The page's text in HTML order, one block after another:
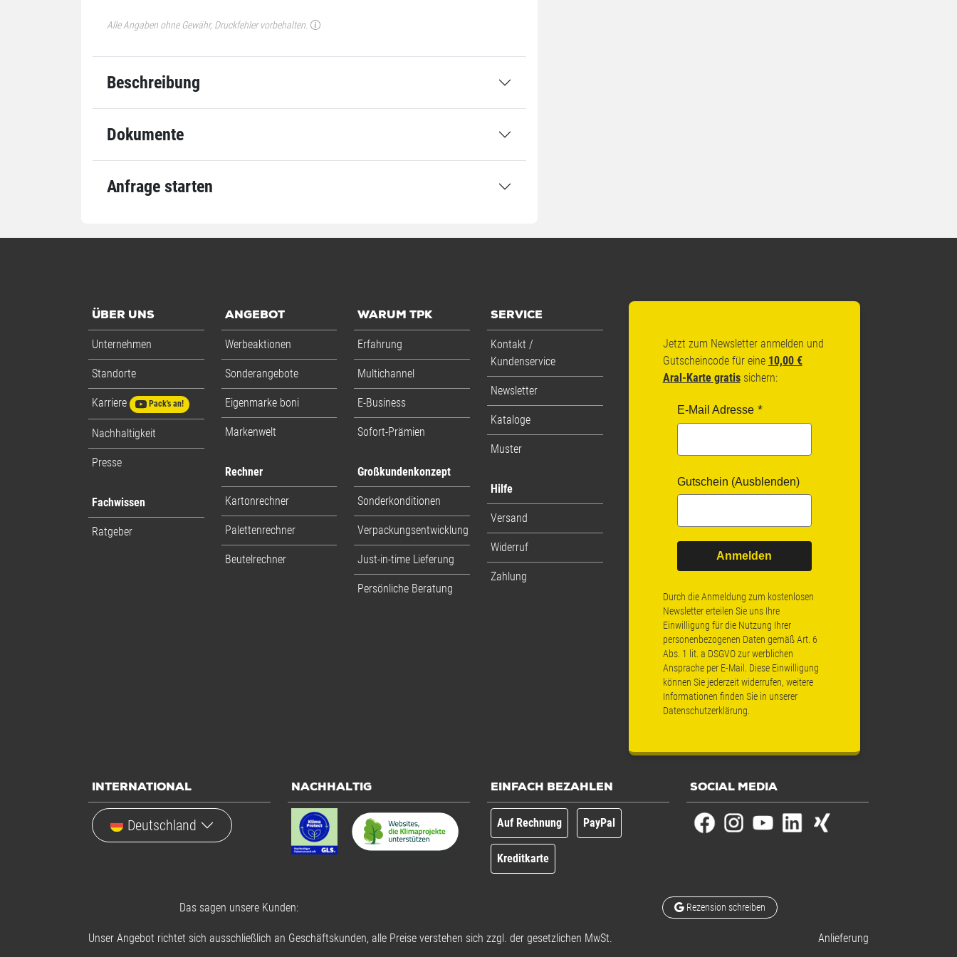
Alle Angaben ohne Gewähr, Druckfehler vorbehalten.
Beschreibung
Dokumente
Anfrage starten
ÜBER UNS
Unternehmen
Standorte
Karriere Pack's an!
Nachhaltigkeit
Presse
Fachwissen
Ratgeber
ANGEBOT
Werbeaktionen
Sonderangebote
Eigenmarke boni
Markenwelt
Rechner
Kartonrechner
Palettenrechner
Beutelrechner
WARUM TPK
Erfahrung
Multichannel
E-Business
Sofort-Prämien
Großkundenkonzept
Sonderkonditionen
Verpackungsentwicklung
Just-in-time Lieferung
Persönliche Beratung
SERVICE
Kontakt /
Kundenservice
Newsletter
Kataloge
Muster
Hilfe
Versand
Widerruf
Zahlung
Jetzt zum Newsletter anmelden und
Gutscheincode für eine 10,00 €
Aral-Karte gratissichern:
E-Mail Adresse
Gutschein (Ausblenden)
Anmelden
Durch die Anmeldung zum kostenlosen
Newsletter erteilen Sie uns Ihre
Einwilligung für die Nutzung Ihrer
personenbezogenen Daten gemäß Art. 6
Abs. 1 lit. a DSGVO zur werblichen
Ansprache per E-Mail. Diese Einwilligung
können Sie jederzeit widerrufen, weitere
Informationen finden Sie in unserer
Datenschutzerklärung.
INTERNATIONAL
Deutschland
NACHHALTIG EINFACH BEZAHLEN
Auf Rechnung PayPal
Kreditkarte
SOCIAL MEDIA
Das sagen unsere Kunden: Rezension schreiben
Unser Angebot richtet sich ausschließlich an Geschäftskunden, alle Preise verstehen sich zzgl. der gesetzlichen MwSt. Anlieferung